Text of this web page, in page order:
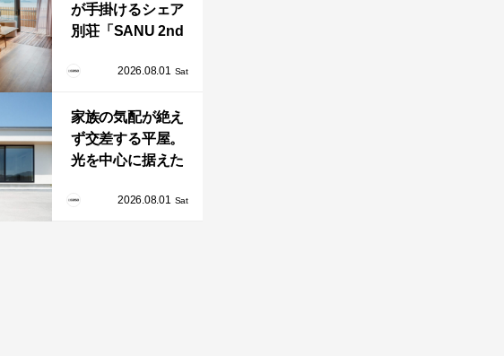
が手掛けるシェア
別荘「SANU 2nd
Owners」、新拠点
売開始
2026.08.01 Sat
家族の気配が絶え
ず交差する平屋。
光を中心に据えた
杜」
2026.08.01 Sat